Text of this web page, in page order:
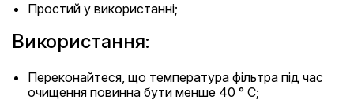
Простий у використанні;
Використання:
Переконайтеся, що температура фільтра під час
очищення повинна бути менше 40 ° C;